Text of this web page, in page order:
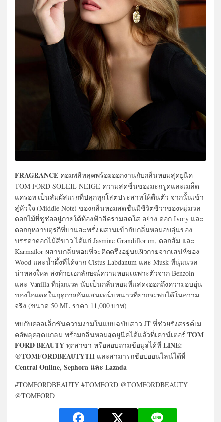
FRAGRANCE คอมพลีทลุคพร้อมออกงานกับกลิ่นหอมสุดยูนีค
TOM FORD SOLEIL NEIGE ความสดชื่นของมะกรูดและเมล็ด
แครอท เป็นสัมผัสแรกที่ปลุกทุกโสตประสาทให้ตื่นตัว จากนั้นเข้า
สู่หัวใจ (Middle Note) ของกลิ่นหอมสดชื่นมีชีวิตชีวาของหมู่มวล
ดอกไม้ที่ชูช่ออยู่ภายใต้ท้องฟ้าสีครามสดใส อย่าง ดอก Ivory และ
ดอกกุหลาบตุรกีที่บานสะพรั่ง ผสานเข้ากับกลิ่นหอมอบอุ่นของ
บรรดาดอกไม้สีขาว ได้แก่ Jasmine Grandiflorum, ดอกส้ม และ
Karmaflor ผสานกลิ่นหอมที่จะติดตรึงอยู่บนผิวกายจากเสน่ห์ของ
Wood และน้ำผึ้งที่ได้จาก Cistus Labdanum และ Musk ที่นุ่มนวล
น่าหลงใหล ส่งท้ายเอกลักษณ์ความหอมเฉพาะตัวจาก Benzoin
และ Vanilla ที่นุ่มนวล นับเป็นกลิ่นหอมที่แสดงออกถึงความอบอุ่น
ของไอแดดในฤดูกาลอันแสนเหน็บหนาวที่ยากจะพบได้ในความ
จริง (ขนาด 50 ML ราคา 11,000 บาท)
พบกับคอลเล็กชันความงามในแบบฉบับสาว JT ที่ช่วยรังสรรค์เม
คอัพลุคสุดแกลม พร้อมกลิ่นหอมสุดยูนีคได้แล้วที่เคาน์เตอร์ TOM
FORD BEAUTY ทุกสาขา หรือสอบถามข้อมูลได้ที่ LINE:
@TOMFORDBEAUTYTH และสามารถช้อปออนไลน์ได้ที่
Central Online, Sephora และ Lazada
#TOMFORDBEAUTY #TOMFORD @TOMFORDBEAUTY
@TOMFORD